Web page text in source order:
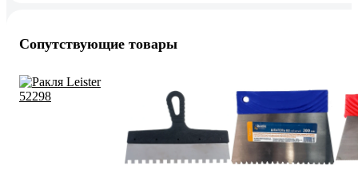
Сопутствующие товары